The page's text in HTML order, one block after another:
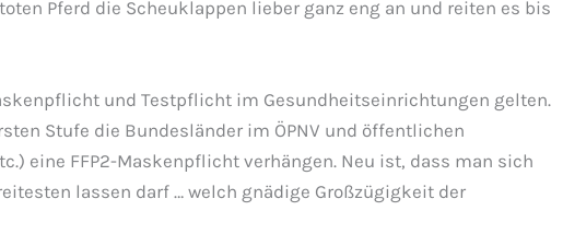
Pferd die Scheuklappen lieber ganz eng an und reiten es bis
und Testpflicht im Gesundheitseinrichtungen gelten.
Stufe die Bundesländer im ÖPNV und öffentlichen
eine FFP2-Maskenpflicht verhängen. Neu ist, dass man sich
lassen darf … welch gnädige Großzügigkeit der